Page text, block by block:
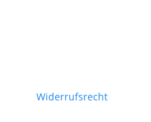
Widerrufsrecht